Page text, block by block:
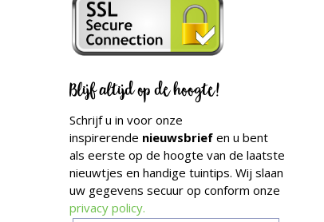
Blijf altijd op de hoogte!
Schrijf u in voor onze
inspirerende nieuwsbrief en u bent
als eerste op de hoogte van de laatste
nieuwtjes en handige tuintips. Wij slaan
uw gegevens secuur op conform onze
privacy policy.